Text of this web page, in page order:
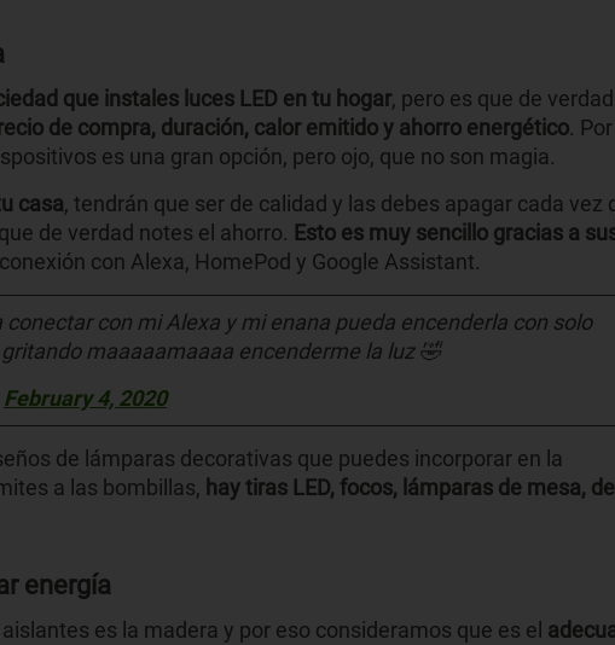
que instales luces LED en tu hogar, pero es que de verdad
de compra, duración, calor emitido y ahorro energético.
es una gran opción, pero ojo, que no son magia.
casa, tendrán que ser de calidad y las debes apagar cada vez
de verdad notes el ahorro. Esto es muy sencillo gracias a
con Alexa, HomePod y Google Assistant.
conectar con mi Alexa y mi enana pueda encenderla con solo
maaaaamaaaa encenderme la luz 🤣
February 4, 2020
de lámparas decorativas que puedes incorporar en la
a las bombillas, hay tiras LED, focos, lámparas de mesa, de
energía
es la madera y por eso consideramos que es el